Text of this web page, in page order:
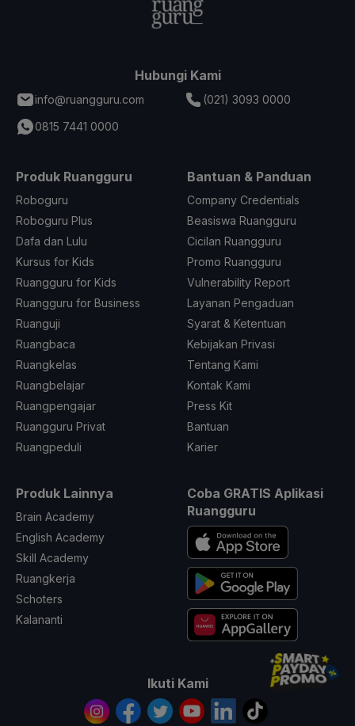
Hubungi Kami
info@ruangguru.com
(021) 3093 0000
0815 7441 0000
Produk Ruangguru
Roboguru
Roboguru Plus
Dafa dan Lulu
Kursus for Kids
Ruangguru for Kids
Ruangguru for Business
Ruanguji
Ruangbaca
Ruangkelas
Ruangbelajar
Ruangpengajar
Ruangguru Privat
Ruangpeduli
Bantuan & Panduan
Company Credentials
Beasiswa Ruangguru
Cicilan Ruangguru
Promo Ruangguru
Vulnerability Report
Layanan Pengaduan
Syarat & Ketentuan
Kebijakan Privasi
Tentang Kami
Kontak Kami
Press Kit
Bantuan
Karier
Produk Lainnya
Brain Academy
English Academy
Skill Academy
Ruangkerja
Schoters
Kalananti
Coba GRATIS Aplikasi
Ruangguru
Ikuti Kami